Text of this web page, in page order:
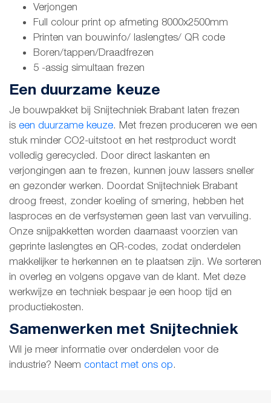
Verjongen
Full colour print op afmeting 8000x2500mm
Printen van bouwinfo/ laslengtes/ QR code
Boren/tappen/Draadfrezen
5 -assig simultaan frezen
Een duurzame keuze
Je bouwpakket bij Snijtechniek Brabant laten frezen
is een duurzame keuze. Met frezen produceren we een
stuk minder CO2-uitstoot en het restproduct wordt
volledig gerecycled. Door direct laskanten en
verjongingen aan te frezen, kunnen jouw lassers sneller
en gezonder werken. Doordat Snijtechniek Brabant
droog freest, zonder koeling of smering, hebben het
lasproces en de verfsystemen geen last van vervuiling.
Onze snijpakketten worden daarnaast voorzien van
geprinte laslengtes en QR-codes, zodat onderdelen
makkelijker te herkennen en te plaatsen zijn. We sorteren
in overleg en volgens opgave van de klant. Met deze
werkwijze en techniek bespaar je een hoop tijd en
productiekosten.
Samenwerken met Snijtechniek
Wil je meer informatie over onderdelen voor de
industrie? Neem contact met ons op.